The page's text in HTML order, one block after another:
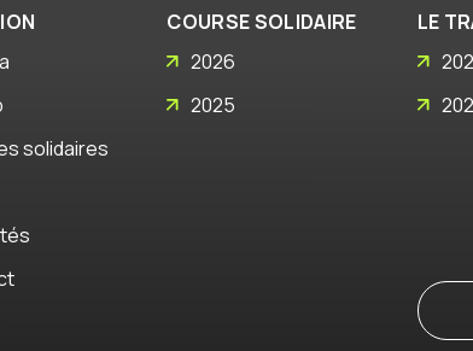
solidaires
COURSE SOLIDAIRE
2026
2025
LE